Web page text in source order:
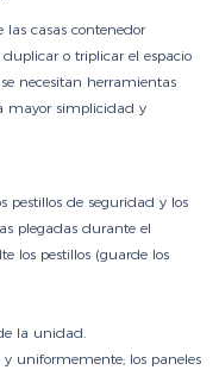
las casas contenedor
o triplicar el espacio
necesitan herramientas
mayor simplicidad y
pestillos de seguridad y los
plegadas durante el
los pestillos (guarde los
la unidad.
uniformemente; los paneles